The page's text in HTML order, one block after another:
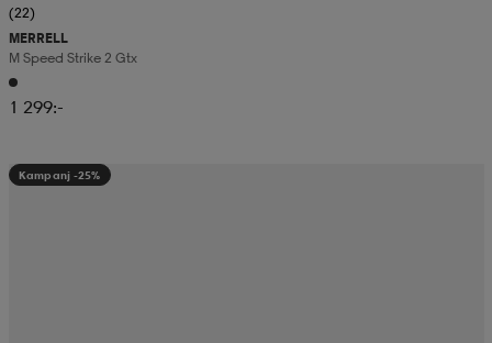
(22)
MERRELL
M Speed Strike 2 Gtx
1 299:-
Kampanj -25%